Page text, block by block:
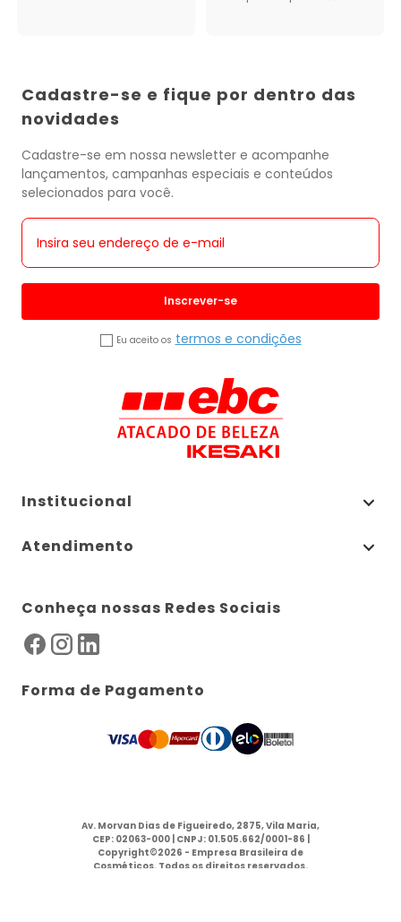
Cadastre-se e fique por dentro das
novidades
Cadastre-se em nossa newsletter e acompanhe
lançamentos, campanhas especiais e conteúdos
selecionados para você.
Inscrever-se
Eu aceito os termos e condições
Institucional
Atendimento
Conheça nossas Redes Sociais
Forma de Pagamento
Av. Morvan Dias de Figueiredo, 2875, Vila Maria,
CEP: 02063-000 | CNPJ: 01.505.662/0001-86 |
Copyright©2026 - Empresa Brasileira de
Cosméticos. Todos os direitos reservados.